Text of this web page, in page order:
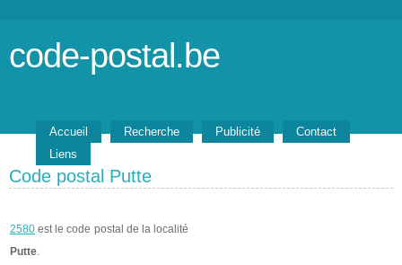
code-postal.be
Accueil Recherche Publicité
Contact
Liens
Code postal Putte
2580 est le code postal de la localité
Putte.